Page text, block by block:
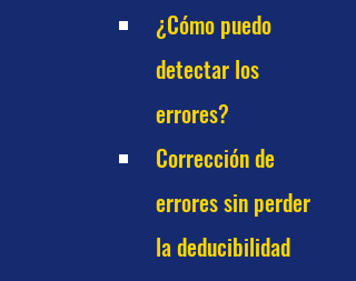
¿Cómo puedo
detectar los
errores?
Corrección de
errores sin perder
la deducibilidad